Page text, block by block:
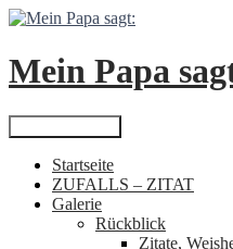
Zum
springen
Mein Papa
Suchen
Startseite
ZUFALLS – ZITAT
Galerie
Rückblick
Zitate,